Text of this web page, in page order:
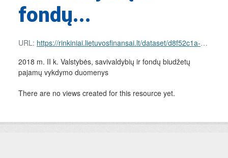
fondų...
URL: https://rinkiniai.lietuvosfinansai.lt/dataset/d8f52c1a-e6d8-483f-99c7-db5c7c04a717/resource/2b96bc20-18c6-49ca-ad60-f27a219a6880/download/nac-income.csv
2018 m. II k. Valstybės, savivaldybių ir fondų biudžetų
pajamų vykdymo duomenys
There are no views created for this resource yet.